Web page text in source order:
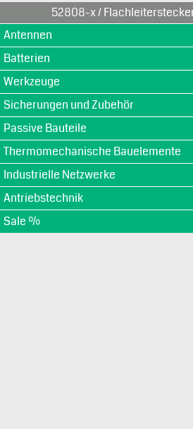
52808-x / Flachleiterstecker
Antennen
Batterien
Werkzeuge
Sicherungen und Zubehör
Passive Bauteile
Thermomechanische Bauelemente
Industrielle Netzwerke
Antriebstechnik
Sale %